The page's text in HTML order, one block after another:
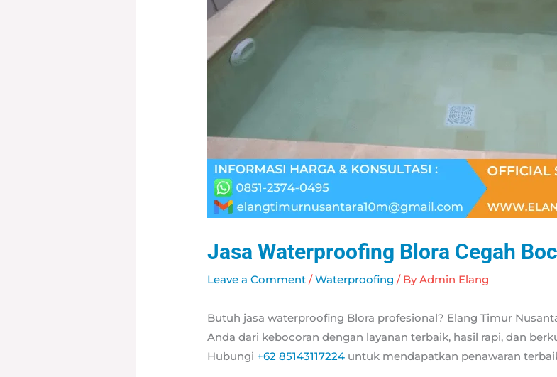
Jasa Waterproofing Blora Cegah
Leave a Comment /Waterproofing / ByAdmin Elang
Butuh jasa waterproofing Blora profesional? Elang Timur
Anda dari kebocoran dengan layanan terbaik, hasil rapi, dan
Hubungi +62 85143117224 untuk mendapatkan penawaran